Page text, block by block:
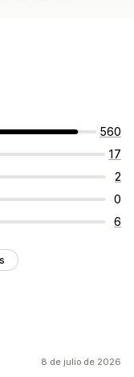
560
17
2
0
6
8 de julio de 2026